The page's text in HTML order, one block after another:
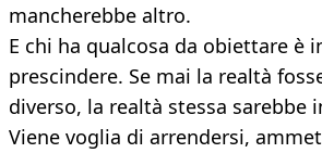
mancherebbe altro.
E chi ha qualcosa da obiettare è
prescindere. Se mai la realtà
diverso, la realtà stessa sarebbe
Viene voglia di arrendersi,